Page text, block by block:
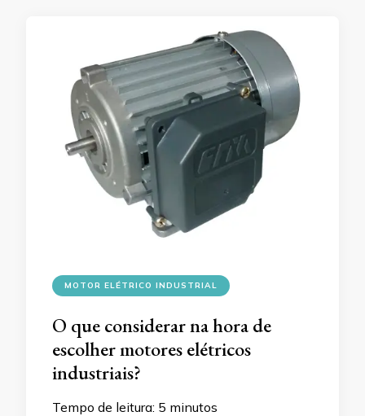
MOTOR ELÉTRICO INDUSTRIAL
O que considerar na hora de
escolher motores elétricos
industriais?
Tempo de leitura: 5 minutos